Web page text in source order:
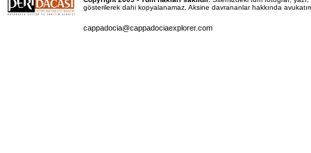
gösterilerek dahi kopyalanamaz. Aksine davrananlar hakkında
cappadocia@cappadociaexplorer.com